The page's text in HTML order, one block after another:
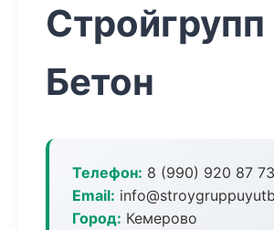
Бетон
Телефон: 8 (990) 920 87 73
Email:
Город: Кемерово